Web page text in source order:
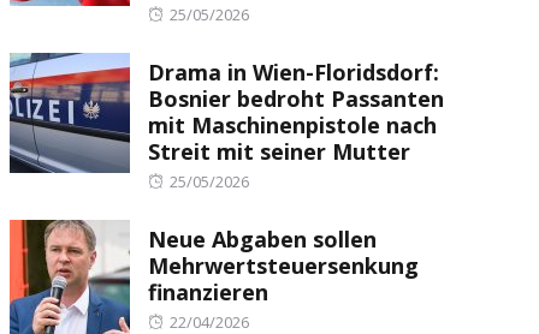
Posted
25/05/2026
Drama in Wien-Floridsdorf:
Bosnier bedroht Passanten
mit Maschinenpistole nach
Streit mit seiner Mutter
Posted
25/05/2026
Neue Abgaben sollen
Mehrwertsteuersenkung
finanzieren
Posted
22/04/2026